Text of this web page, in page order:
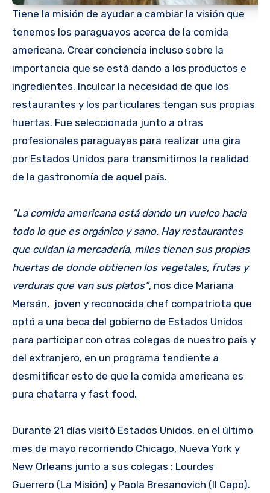
Tiene la misión de ayudar a cambiar la visión que
tenemos los paraguayos acerca de la comida
americana. Crear conciencia incluso sobre la
importancia que se está dando a los productos e
ingredientes. Inculcar la necesidad de que los
restaurantes y los particulares tengan sus propias
huertas. Fue seleccionada junto a otras
profesionales paraguayas para realizar una gira
por Estados Unidos para transmitirnos la realidad
de la gastronomía de aquel país.
“La comida americana está dando un vuelco hacia
todo lo que es orgánico y sano. Hay restaurantes
que cuidan la mercadería, miles tienen sus propias
huertas de donde obtienen los vegetales, frutas y
verduras que van sus platos”, nos dice Mariana
Mersán, joven y reconocida chef compatriota que
optó a una beca del gobierno de Estados Unidos
para participar con otras colegas de nuestro país y
del extranjero, en un programa tendiente a
desmitificar esto de que la comida americana es
pura chatarra y fast food.
Durante 21 días visitó Estados Unidos, en el último
mes de mayo recorriendo Chicago, Nueva York y
New Orleans junto a sus colegas : Lourdes
Guerrero (La Misión) y Paola Bresanovich (Il Capo).